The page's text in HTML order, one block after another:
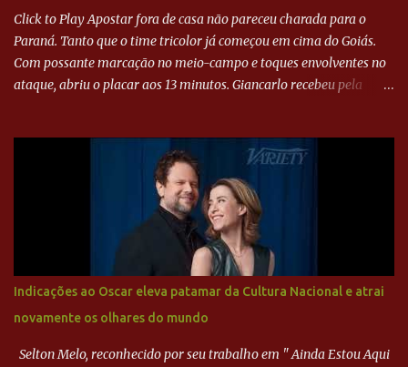
Click to Play Apostar fora de casa não pareceu charada para o
Paraná. Tanto que o time tricolor já começou em cima do Goiás.
Com possante marcação no meio-campo e toques envolventes no
ataque, abriu o placar aos 13 minutos. Giancarlo recebeu pela
Paraná ampliou a vantagem aos 21 minutos. Éverton Garroni
desviou cruzamento de cabeça e, mesmo de costas, incidiu o canto
direito de Harlei. O goleiro esmeraldino se esticou e até tocou na
bola, mas não o suficiente para desviar sua trajetória. O ataque do
Goiás era nulo, tanto que o Paraná seguiu em cima. Aos 32
minutos, Jefferson cabeceou e Harlei fez grande defesa. Seis
minutos depois, Wellington encheu o pé e quase surpreendeu o
goleiro rival, que novamente defendeu. No fim, Jefferson teve
outra boa chance, mas parou no goleiro. Gol para matar espera...
Indicações ao Oscar eleva patamar da Cultura Nacional e atrai
novamente os olhares do mundo
Selton Melo, reconhecido por seu trabalho em " Ainda Estou Aqui